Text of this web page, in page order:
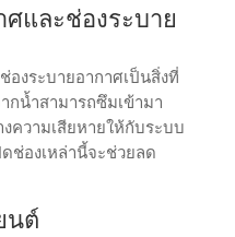
และช่องระบาย
องระบายอากาศเป็นสิ่งที่
กน้ำสามารถซึมเข้ามา
ความเสียหายให้กับระบบ
ช่องเหล่านี้จะช่วยลด
นต์